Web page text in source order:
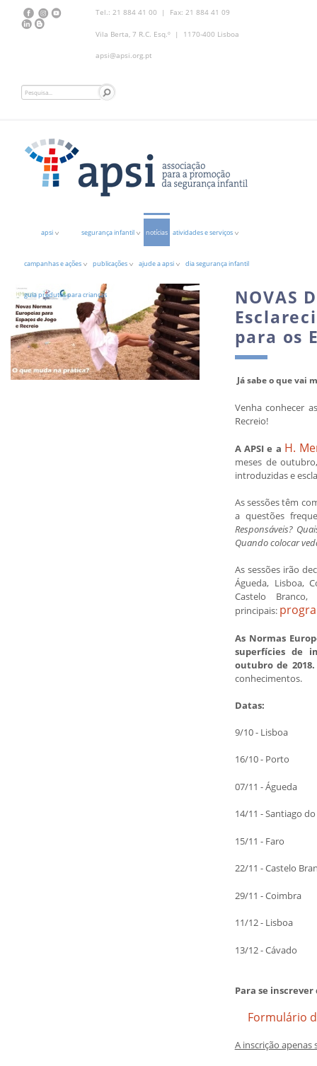
Tel.: 21 884 41 00 | Fax: 21 884 41 09
Vila Berta, 7 R.C. Esq.º | 1170-400 Lisboa
apsi@apsi.org.pt
apsi segurança infantil notícias atividades e serviços
campanhas e ações publicações ajude a apsi dia segurança infantil
guia produtos para crianças
NOVAS
para os
Já sabe o que vai
Venha conhecer
Recreio!
A APSI e a H.
meses de
introduzidas e
As sessões têm
a questões
Responsáveis?
Quando colocar
As sessões irão
Águeda, Lisboa,
Castelo
principais:
As Normas
superfícies de
outubro de
conhecimentos.
Datas:
9/10 - Lisboa
16/10 - Porto
07/11 - Águeda
14/11 - Santiago
15/11 - Faro
22/11 - Castelo
29/11 - Coimbra
11/12 - Lisboa
13/12 - Cávado
Para se
Formulário
A inscrição